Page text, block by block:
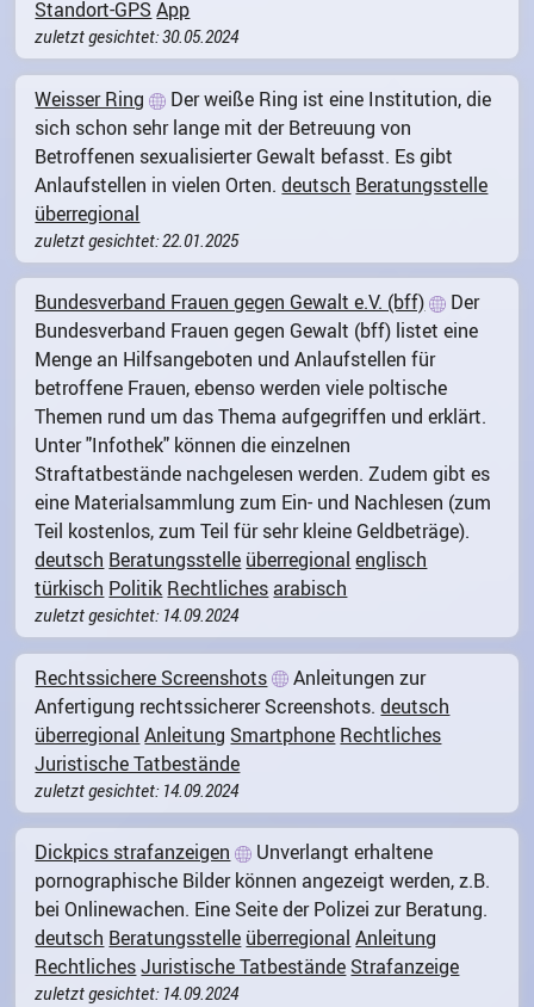
Standort-GPS App
zuletzt gesichtet: 30.05.2024
Weisser Ring
Der weiße Ring ist eine Institution, die
sich schon sehr lange mit der Betreuung von
Betroffenen sexualisierter Gewalt befasst. Es gibt
Anlaufstellen in vielen Orten. deutsch Beratungsstelle
überregional
zuletzt gesichtet: 22.01.2025
Bundesverband Frauen gegen Gewalt e.V. (bff)
Der
Bundesverband Frauen gegen Gewalt (bff) listet eine
Menge an Hilfsangeboten und Anlaufstellen für
betroffene Frauen, ebenso werden viele poltische
Themen rund um das Thema aufgegriffen und erklärt.
Unter "Infothek" können die einzelnen
Straftatbestände nachgelesen werden. Zudem gibt es
eine Materialsammlung zum Ein- und Nachlesen (zum
Teil kostenlos, zum Teil für sehr kleine Geldbeträge).
deutsch Beratungsstelle überregional englisch
türkisch Politik Rechtliches arabisch
zuletzt gesichtet: 14.09.2024
Rechtssichere Screenshots
Anleitungen zur
Anfertigung rechtssicherer Screenshots. deutsch
überregional Anleitung Smartphone Rechtliches
Juristische Tatbestände
zuletzt gesichtet: 14.09.2024
Dickpics strafanzeigen
Unverlangt erhaltene
pornographische Bilder können angezeigt werden, z.B.
bei Onlinewachen. Eine Seite der Polizei zur Beratung.
deutsch Beratungsstelle überregional Anleitung
Rechtliches Juristische Tatbestände Strafanzeige
zuletzt gesichtet: 14.09.2024